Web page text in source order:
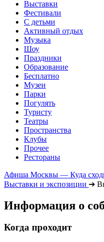
Выставки
Фестивали
С детьми
Активный отдых
Музыка
Шоу
Праздники
Образование
Бесплатно
Музеи
Парки
Погулять
Туристу
Театры
Пространства
Клубы
Прочее
Рестораны
Афиша Москвы — Куда
Выставки и экспозиции ➔
Информация о
Когда проходит